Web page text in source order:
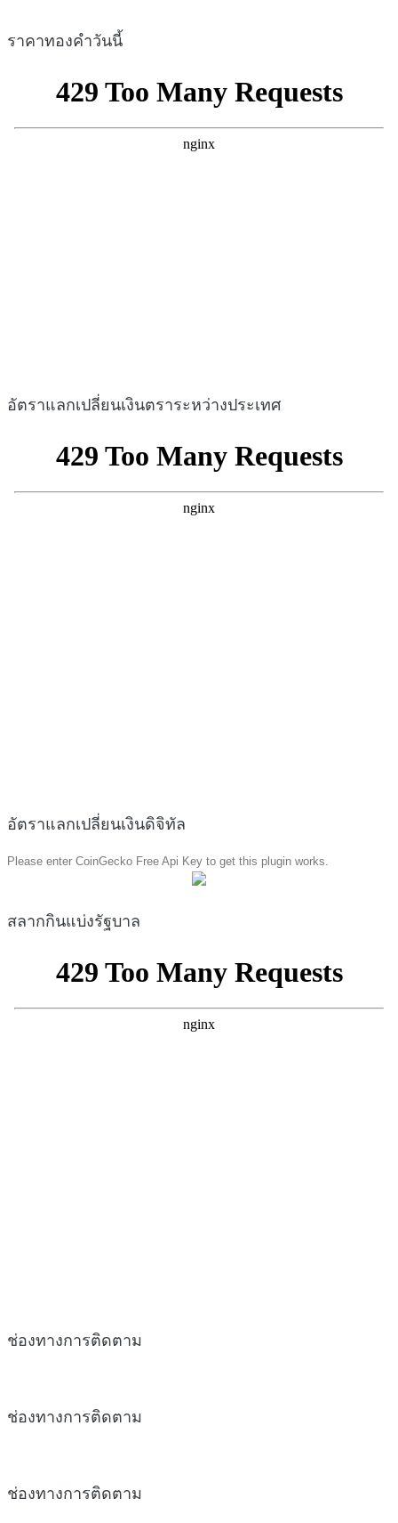
ราคาทองคำวันนี้
อัตราแลกเปลี่ยนเงินตราระหว่างประเทศ
อัตราแลกเปลี่ยนเงินดิจิทัล
Please enter CoinGecko Free Api Key to get this plugin works.
สลากกินแบ่งรัฐบาล
ช่องทางการติดตาม
ช่องทางการติดตาม
ช่องทางการติดตาม